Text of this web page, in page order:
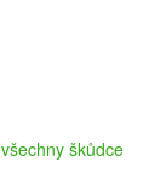
všechny škůdce